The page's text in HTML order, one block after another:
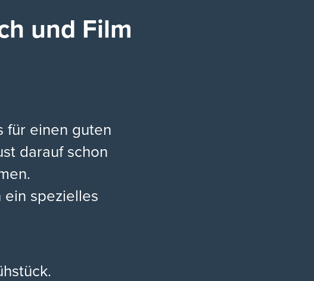
und Film
für einen guten
darauf schon
ein spezielles